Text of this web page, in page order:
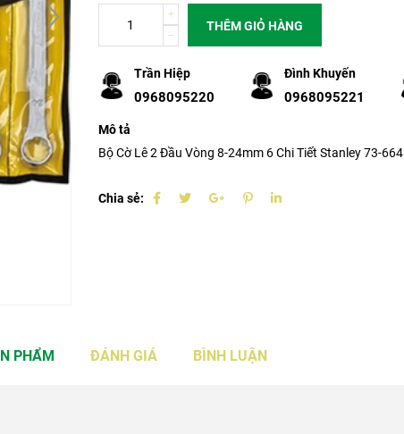
THÊM GIỎ HÀNG
Trần Hiệp
0968095220
Đình Khuyến
0968095221
Mô tả
Bộ Cờ Lê 2 Đầu Vòng 8-24mm 6 Chi Tiết Stanley 73-664
Chia sẻ:
PHẨM ĐÁNH GIÁ BÌNH LUẬN